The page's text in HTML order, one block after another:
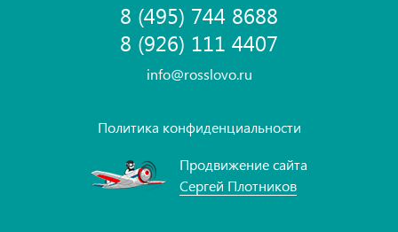
8 (495) 744 8688
8 (926) 111 4407
info@rosslovo.ru
Политика конфиденциальности
Продвижение сайта
Сергей Плотников